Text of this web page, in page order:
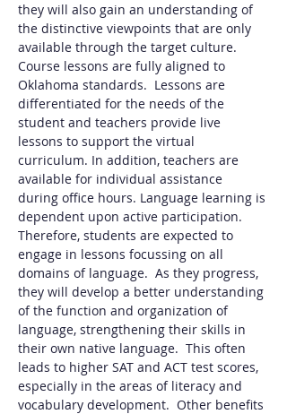
they will also gain an understanding of
the distinctive viewpoints that are only
available through the target culture.
Course lessons are fully aligned to
Oklahoma standards.  Lessons are
differentiated for the needs of the
student and teachers provide live
lessons to support the virtual
curriculum. In addition, teachers are
available for individual assistance
during office hours. Language learning is
dependent upon active participation.
Therefore, students are expected to
engage in lessons focussing on all
domains of language.  As they progress,
they will develop a better understanding
of the function and organization of
language, strengthening their skills in
their own native language.  This often
leads to higher SAT and ACT test scores,
especially in the areas of literacy and
vocabulary development.  Other benefits